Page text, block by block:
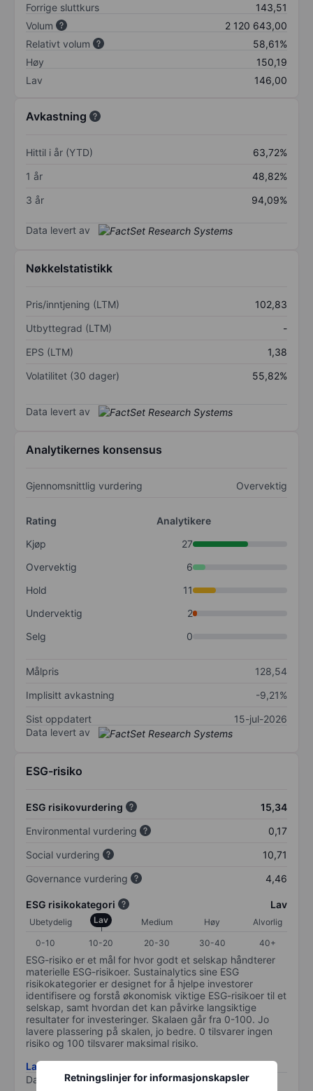
Retningslinjer for informasjonskapsler
Forrige sluttkurs
143,51
Volum
2 120 643,00
Relativt volum
58,61%
Høy
150,19
Lav
146,00
Avkastning
Hittil i år (YTD)
63,72%
1 år
48,82%
3 år
94,09%
Data levert av
Nøkkelstatistikk
Pris/inntjening (LTM)
102,83
Utbyttegrad (LTM)
-
EPS (LTM)
1,38
Volatilitet (30 dager)
55,82%
Data levert av
Analytikernes konsensus
Gjennomsnittlig vurdering Overvektig
Rating
Analytikere
Kjøp
27
Overvektig
6
Hold
11
Undervektig
2
Selg
0
Målpris
128,54
Implisitt avkastning
-9,21%
Sist oppdatert
15-jul-2026
Data levert av
ESG-risiko
ESG risikovurdering
15,34
Environmental vurdering
0,17
Social vurdering
10,71
Governance vurdering
4,46
ESG risikokategori Lav
Ubetydelig Lav Medium Høy
Alvorlig
0-10
10-20 20-30 30-40 40+
ESG-risiko er et mål for hvor godt et selskap håndterer
materielle ESG-risikoer. Sustainalytics sine ESG
risikokategorier er designet for å hjelpe investorer
identifisere og forstå økonomisk viktige ESG-risikoer til et
selskap, samt hvordan det kan påvirke langsiktige
resultater for investeringer. Skalaen går fra 0-100. Jo
lavere plassering på skalen, jo bedre. 0 tilsvarer ingen
risiko og 100 tilsvarer maksimal risiko.
Last ned metodikk for ESG-risiko
Data levert av
/